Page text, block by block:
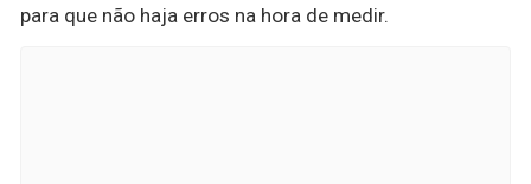
para que não haja erros na hora de medir.